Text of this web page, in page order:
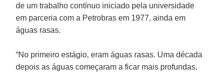
de um trabalho contínuo iniciado pela universidade
em parceria com a Petrobras em 1977, ainda em
águas rasas.
“No primeiro estágio, eram águas rasas. Uma década
depois as águas começaram a ficar mais profundas,